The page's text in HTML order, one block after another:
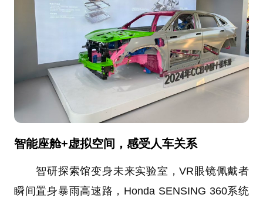
智能座舱+虚拟空间，感受人车关系
智研探索馆变身未来实验室，VR眼镜佩戴者
瞬间置身暴雨高速路，Honda SENSING 360系统